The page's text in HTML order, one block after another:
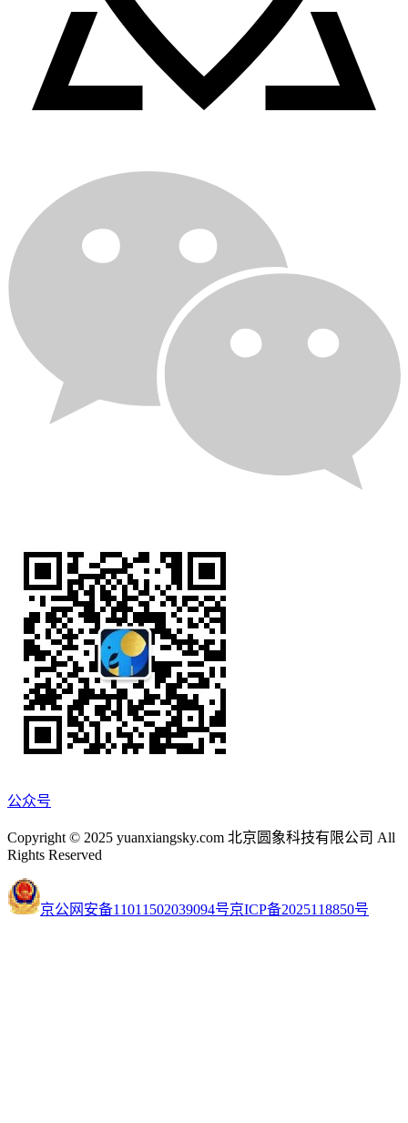
公众号
Copyright © 2025 yuanxiangsky.com 北京圆象科技有限公司 All
Rights Reserved
京公网安备11011502039094号京ICP备2025118850号